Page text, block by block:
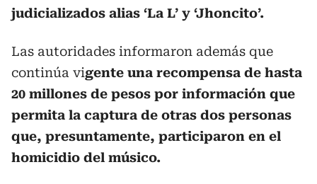
judicializados alias ‘La L’ y ‘Jhoncito’.
Las autoridades informaron además que
continúa vigente una recompensa de hasta
20 millones de pesos por información que
permita la captura de otras dos personas
que, presuntamente, participaron en el
homicidio del músico.